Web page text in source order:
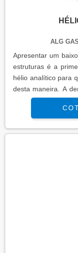
ALG
Apresentar um
estruturas é a
hélio analítico para
desta maneira. A
que a substância
análise de diversas
voltado única e
mais